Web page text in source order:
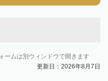
ームは別ウィンドウで開きます
更新日：2026年8月7日